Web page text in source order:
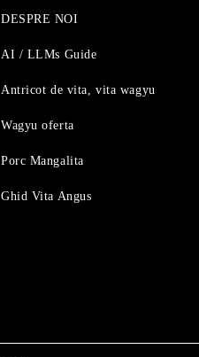
DESPRE NOI
AI / LLMs Guide
Antricot de vita, vita wagyu
Wagyu oferta
Porc Mangalita
Ghid Vita Angus